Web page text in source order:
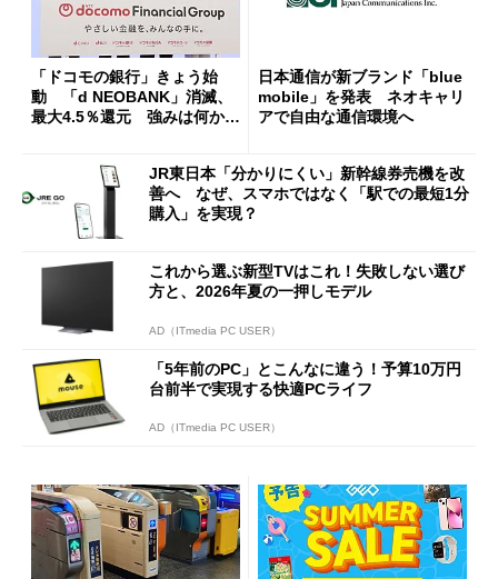
「ドコモの銀行」きょう始
動 「d NEOBANK」消滅、
最大4.5％還元 強みは何か解
日本通信が新ブランド「blue
mobile」を発表 ネオキャリ
アで自由な通信環境へ
JR東日本「分かりにくい」新幹線券売機を改
善へ なぜ、スマホではなく「駅での最短1分
購入」を実現？
これから選ぶ新型TVはこれ！失敗しない選び
方と、2026年夏の一押しモデル
AD（ITmedia PC USER）
「5年前のPC」とこんなに違う！予算10万円
台前半で実現する快適PCライフ
AD（ITmedia PC USER）